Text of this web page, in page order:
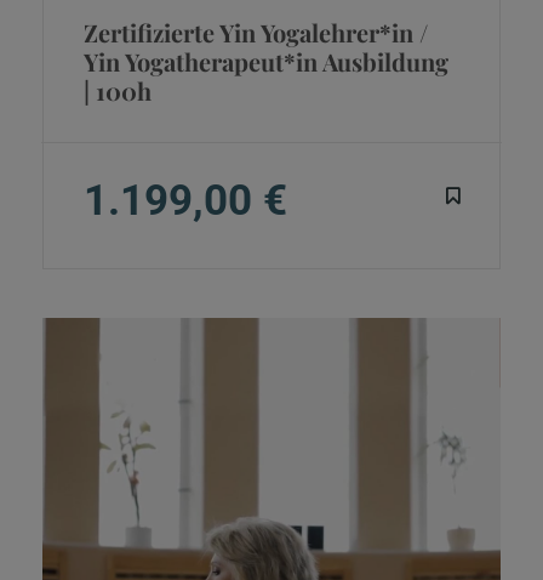
Zertifizierte Yin Yogalehrer*in /
Yin Yogatherapeut*in Ausbildung
| 100h
1.199,00 €